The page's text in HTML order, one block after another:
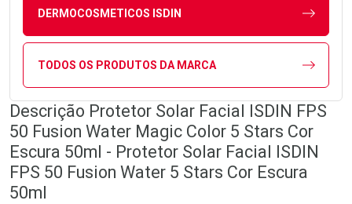
DERMOCOSMETICOS ISDIN
TODOS OS PRODUTOS DA MARCA
Descrição Protetor Solar Facial ISDIN FPS
50 Fusion Water Magic Color 5 Stars Cor
Escura 50ml - Protetor Solar Facial ISDIN
FPS 50 Fusion Water 5 Stars Cor Escura
50ml